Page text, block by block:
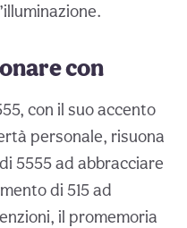
con
con il suo accento
personale, risuona
5555 ad abbracciare
di 515 ad
il promemoria